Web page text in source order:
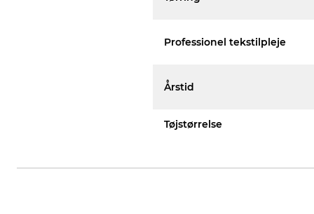
Professionel tekstilpleje
Årstid
Tøjstørrelse